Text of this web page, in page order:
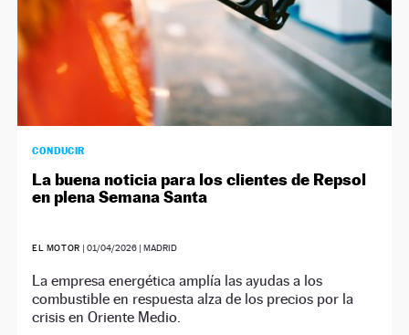
CONDUCIR
La buena noticia para los clientes de Repsol
en plena Semana Santa
EL MOTOR | 01/04/2026| MADRID
La empresa energética amplía las ayudas a los
combustible en respuesta alza de los precios por la
crisis en Oriente Medio.